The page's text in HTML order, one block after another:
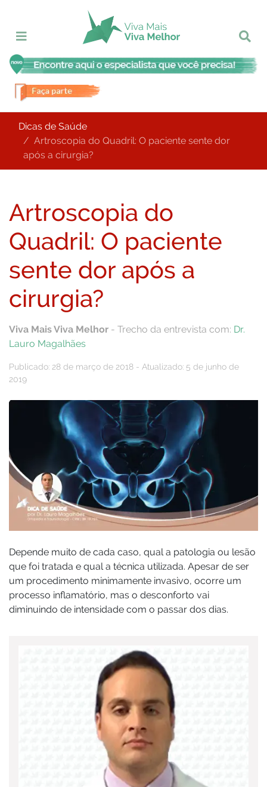
Dicas de Saúde
Artroscopia do Quadril: O paciente sente dor
após a cirurgia?
Artroscopia do
Quadril: O paciente
sente dor após a
cirurgia?
Viva Mais Viva Melhor - Trecho da entrevista com: Dr.
Lauro Magalhães
Publicado: 28 de março de 2018 - Atualizado: 5 de junho de
2019
Depende muito de cada caso, qual a patologia ou lesão
que foi tratada e qual a técnica utilizada. Apesar de ser
um procedimento minimamente invasivo, ocorre um
processo inflamatório, mas o desconforto vai
diminuindo de intensidade com o passar dos dias.